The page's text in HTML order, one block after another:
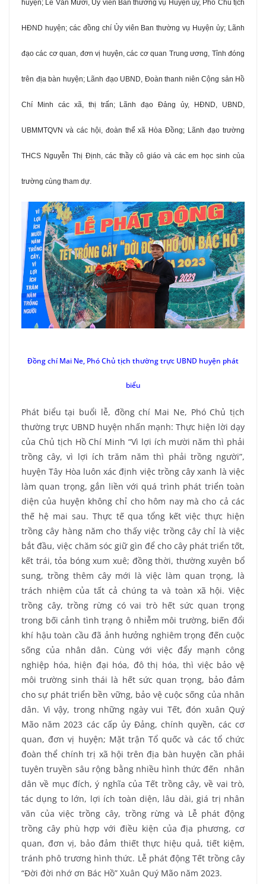
huyện; Lê Văn Mười, Ủy viên Ban thường vụ Huyện ủy, Phó Chủ tịch
HĐND huyện; các đồng chí Ủy viên Ban thường vụ Huyện ủy; Lãnh
đạo các cơ quan, đơn vị huyện, các cơ quan Trung ương, Tỉnh đóng
trên địa bàn huyện; Lãnh đạo UBND, Đoàn thanh niên Cộng sản Hồ
Chí Minh các xã, thị trấn; Lãnh đạo Đảng ủy, HĐND, UBND,
UBMMTQVN và các hội, đoàn thể xã Hòa Đồng; Lãnh đạo trường
THCS Nguyễn Thị Định, các thầy cô giáo và các em học sinh của
trường cùng tham dự.
Đồng chí Mai Ne, Phó Chủ tịch thường trực UBND huyện phát
biểu
Phát biểu tại buổi lễ, đồng chí Mai Ne, Phó Chủ tịch
thường trực UBND huyện nhấn mạnh: Thực hiện lời dạy
của Chủ tịch Hồ Chí Minh “Vì lợi ích mười năm thì phải
trồng cây, vì lợi ích trăm năm thì phải trồng người”,
huyện Tây Hòa luôn xác định việc trồng cây xanh là việc
làm quan trọng, gắn liền với quá trình phát triển toàn
diện của huyện không chỉ cho hôm nay mà cho cả các
thế hệ mai sau. Thực tế qua tổng kết việc thực hiện
trồng cây hàng năm cho thấy việc trồng cây chỉ là việc
bắt đầu, việc chăm sóc giữ gìn để cho cây phát triển tốt,
kết trái, tỏa bóng xum xuê; đồng thời, thường xuyên bổ
sung, trồng thêm cây mới là việc làm quan trọng, là
trách nhiệm của tất cả chúng ta và toàn xã hội. Việc
trồng cây, trồng rừng có vai trò hết sức quan trọng
trong bối cảnh tình trạng ô nhiễm môi trường, biến đổi
khí hậu toàn cầu đã ảnh hưởng nghiêm trọng đến cuộc
sống của nhân dân. Cùng với việc đẩy mạnh công
nghiệp hóa, hiện đại hóa, đô thị hóa, thì việc bảo vệ
môi trường sinh thái là hết sức quan trọng, bảo đảm
cho sự phát triển bền vững, bảo vệ cuộc sống của nhân
dân. Vì vậy, trong những ngày vui Tết, đón xuân Quý
Mão năm 2023 các cấp ủy Đảng, chính quyền, các cơ
quan, đơn vị huyện; Mặt trận Tổ quốc và các tổ chức
đoàn thể chính trị xã hội trên địa bàn huyện cần phải
tuyên truyền sâu rộng bằng nhiều hình thức đến nhân
dân về mục đích, ý nghĩa của Tết trồng cây, về vai trò,
tác dụng to lớn, lợi ích toàn diện, lâu dài, giá trị nhân
văn của việc trồng cây, trồng rừng và Lễ phát động
trồng cây phù hợp với điều kiện của địa phương, cơ
quan, đơn vị, bảo đảm thiết thực hiệu quả, tiết kiệm,
tránh phô trương hình thức. Lễ phát động Tết trồng cây
“Đời đời nhớ ơn Bác Hồ” Xuân Quý Mão năm 2023.